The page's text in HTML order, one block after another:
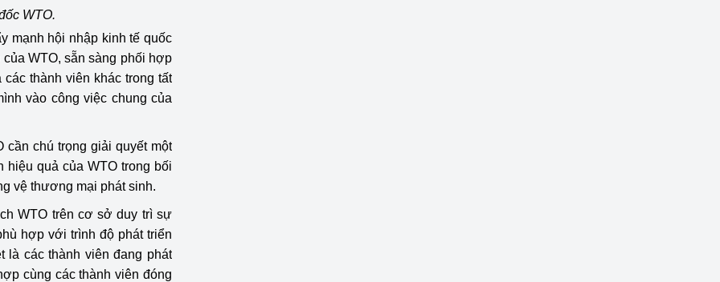
WTO.
mạnh hội nhập kinh tế quốc
WTO, sẵn sàng phối hợp
thành viên khác trong tất
vào công việc chung của
chú trọng giải quyết một
quả của WTO trong bối
vệ thương mại phát sinh.
WTO trên cơ sở duy trì sự
hợp với trình độ phát triển
là các thành viên đang phát
cùng các thành viên đóng